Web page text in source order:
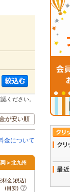
ください。
が安い順
金について
> 北九州
料金(税込)
(目安)